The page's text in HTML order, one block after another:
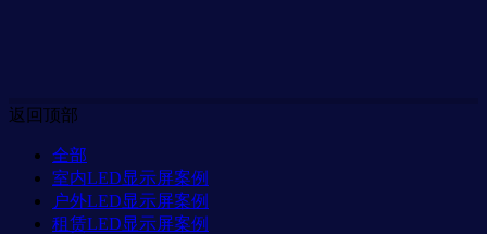
返回顶部
全部
室内LED显示屏案例
户外LED显示屏案例
租赁LED显示屏案例